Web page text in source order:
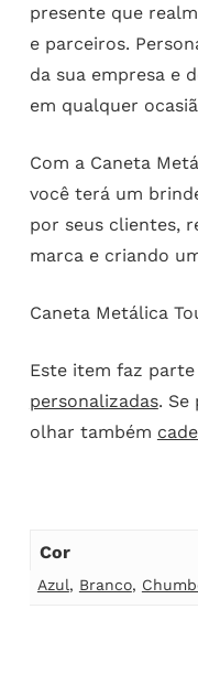
presente que
e parceiros.
da sua empresa e
em qualquer
Com a Caneta
você terá um
por seus clientes,
marca e criando
Caneta Metálica
Este item faz
personalizadas. Se
olhar também
Cor
Azul, Branco,